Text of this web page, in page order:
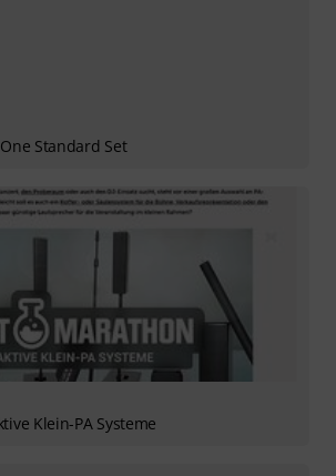
Standard Set
Klein-PA Systeme